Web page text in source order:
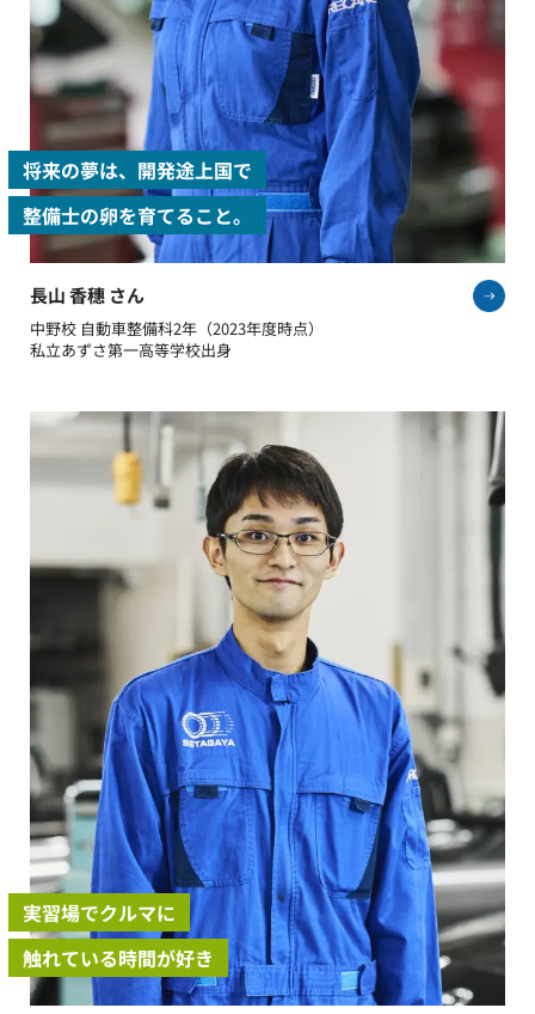
将来の夢は、開発途上国で
整備士の卵を育てること。
長山 香穗 さん
中野校 自動車整備科2年（2023年度時点）
私立あずさ第一高等学校出身
実習場でクルマに
触れている時間が好き